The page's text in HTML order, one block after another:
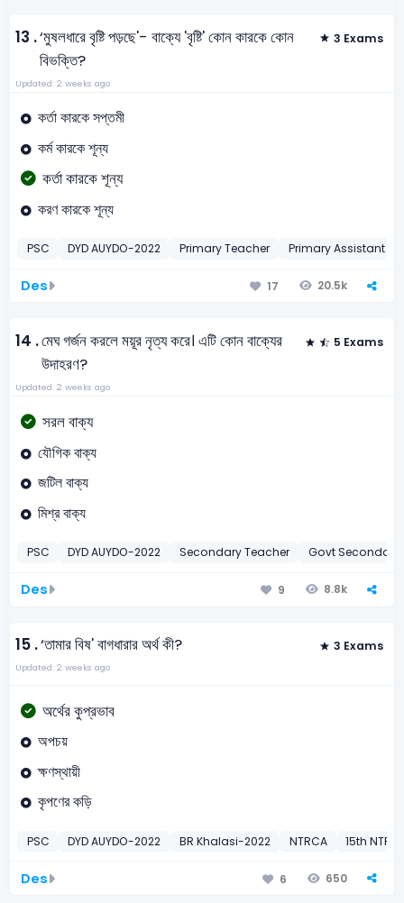
13 .‘মুষলধারে বৃষ্টি পড়ছে'- বাক্যে 'বৃষ্টি' কোন কারকে কোন
বিভক্তি?
3 Exams
Updated: 2 weeks ago
কর্তা কারকে সপ্তমী
কর্ম কারকে শূন্য
কর্তা কারকে শূন্য
করণ কারকে শূন্য
PSC DYD AUYDO-2022 Primary Teacher Primary Assistant
Des 17 20.5k
14 .মেঘ গর্জন করলে ময়ূর নৃত্য করে। এটি কোন বাক্যের
উদাহরণ?
5 Exams
Updated: 2 weeks ago
সরল বাক্য
যৌগিক বাক্য
জটিল বাক্য
মিশ্র বাক্য
PSC DYD AUYDO-2022 Secondary Teacher Govt Secondary
Des 9 8.8k
15 .‘তামার বিষ' বাগধারার অর্থ কী? 3 Exams
Updated: 2 weeks ago
অর্থের কুপ্রভাব
অপচয়
ক্ষণস্থায়ী
কৃপণের কড়ি
PSC DYD AUYDO-2022 BR Khalasi-2022 NTRCA 15th
Des 6 650